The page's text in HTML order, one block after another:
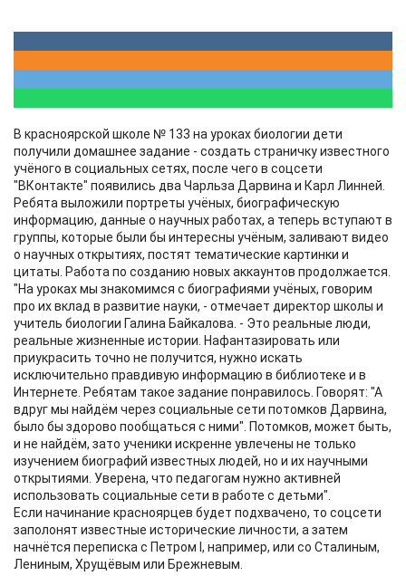
В красноярской школе № 133 на уроках биологии дети
получили домашнее задание - создать страничку известного
учёного в социальных сетях, после чего в соцсети
"ВКонтакте" появились два Чарльза Дарвина и Карл Линней.
Ребята выложили портреты учёных, биографическую
информацию, данные о научных работах, а теперь вступают в
группы, которые были бы интересны учёным, заливают видео
о научных открытиях, постят тематические картинки и
цитаты. Работа по созданию новых аккаунтов продолжается.
"На уроках мы знакомимся с биографиями учёных, говорим
про их вклад в развитие науки, - отмечает директор школы и
учитель биологии Галина Байкалова. - Это реальные люди,
реальные жизненные истории. Нафантазировать или
приукрасить точно не получится, нужно искать
исключительно правдивую информацию в библиотеке и в
Интернете. Ребятам такое задание понравилось. Говорят: "А
вдруг мы найдём через социальные сети потомков Дарвина,
было бы здорово пообщаться с ними". Потомков, может быть,
и не найдём, зато ученики искренне увлечены не только
изучением биографий известных людей, но и их научными
открытиями. Уверена, что педагогам нужно активней
использовать социальные сети в работе с детьми".
Если начинание красноярцев будет подхвачено, то соцсети
заполонят известные исторические личности, а затем
начнётся переписка с Петром I, например, или со Сталиным,
Лениным, Хрущёвым или Брежневым.